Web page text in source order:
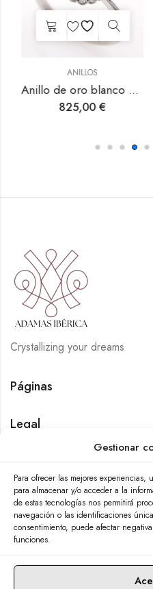
Gestionar
Para ofrecer las mejores experiencias,
para almacenar y/o acceder a la
de estas tecnologías nos permitirá
navegación o las identificaciones
consentimiento, puede afectar
funciones.
ANILLOS
Anillo de oro blanco con aguamarina y diamantes.
825,00€
Crystallizing your dreams
Páginas
Legal